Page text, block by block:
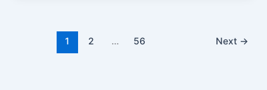
1 2 … 56 Next →